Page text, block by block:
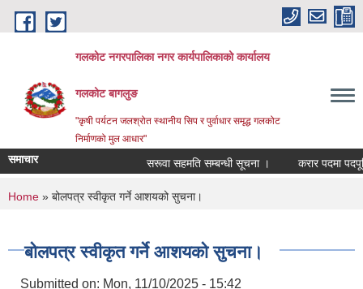
Skip to main content
गलकोट नगरपालिका नगर कार्यपालिकाको कार्यालय
गलकोट बागलुङ
"कृषी पर्यटन जलश्रोत स्थानीय सिप र पुर्वाधार समृद्ध गलकोट
निर्माणको मुल आधार"
समाचार सरूवा सहमति सम्बन्धी सूचना । करार पदमा
You are here
Home » बोलपत्र स्वीकृत गर्ने आशयको सुचना।
बोलपत्र स्वीकृत गर्ने आशयको सुचना।
Submitted on: Mon, 11/10/2025 - 15:42